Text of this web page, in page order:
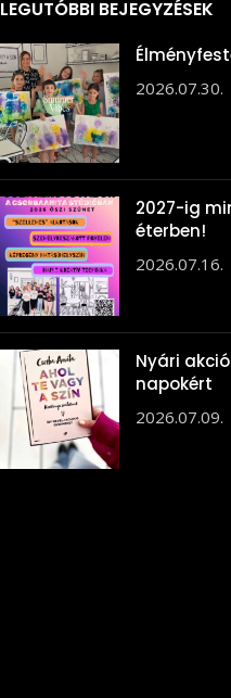
LEGUTÓBBI BEJEGYZÉSEK
2026.07.30.
2027-ig
éterben!
2026.07.16.
Nyári
napokért
2026.07.09.